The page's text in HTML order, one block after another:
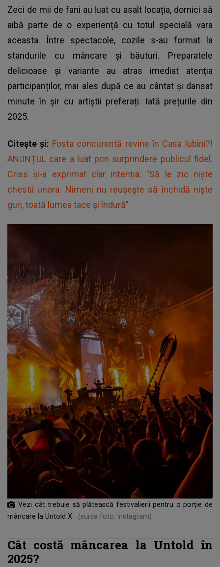
Zeci de mii de fani au luat cu asalt locația, dornici să
aibă parte de o experiență cu totul specială vara
aceasta. Între spectacole, cozile s-au format la
standurile cu mâncare și băuturi. Preparatele
delicioase și variante au atras imediat atenția
participanților, mai ales după ce au cântat și dansat
minute în șir cu artiștii preferați. Iată prețurile din
2025.
Citește și: Fosta concurentă revine în Casa Iubirii?!
ANUNȚUL care a luat prin surprindere publicul fidel.
Criss și-a exprimat clar intenția: "Să le zic niște
chestii unora. Nimeni nu reușește să închidă niște
guri, toată lumea tace și îndură"
Vezi cât trebuie să plătească festivalierii pentru o porție de
mâncare la Untold X
(sursa foto: Instagram)
Cât costă mâncarea la Untold în
2025?